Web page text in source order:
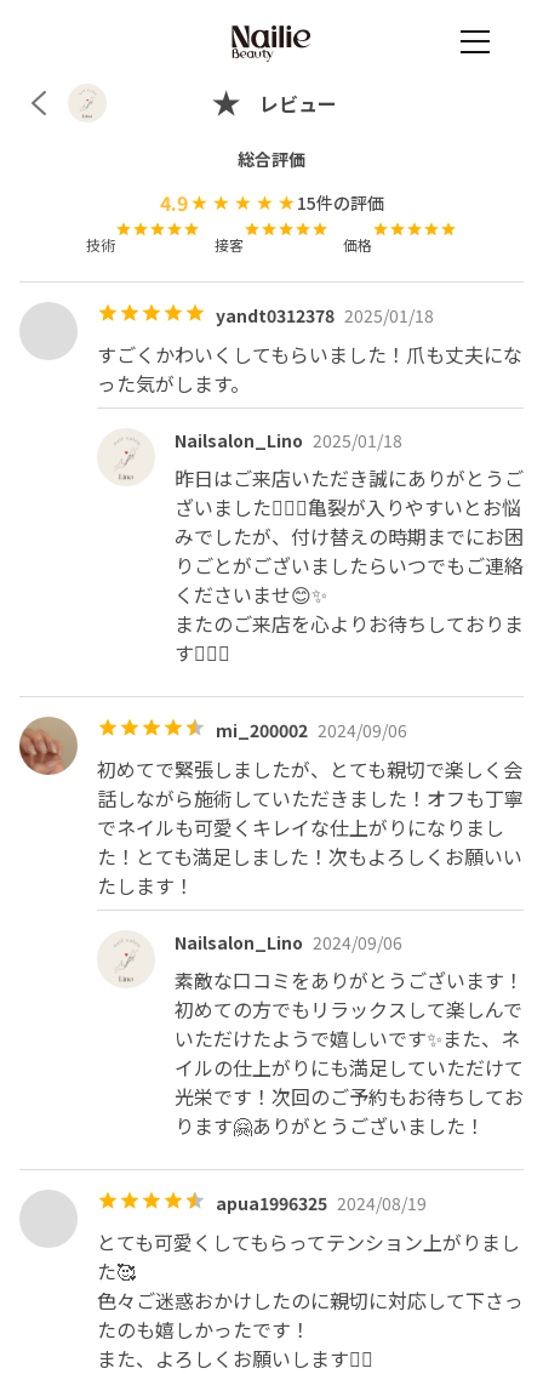
レビュー
総合評価
4.9 15件の評価
技術 接客 価格
yandt0312378 2025/01/18
すごくかわいくしてもらいました！爪も丈夫にな
った気がします。
Nailsalon_Lino 2025/01/18
昨日はご来店いただき誠にありがとうご
ざいました🙇‍♀️✨亀裂が入りやすいとお悩
みでしたが、付け替えの時期までにお困
りごとがございましたらいつでもご連絡
くださいませ😊✨
またのご来店を心よりお待ちしておりま
す🙇‍♀️✨
mi_200002 2024/09/06
初めてで緊張しましたが、とても親切で楽しく会
話しながら施術していただきました！オフも丁寧
でネイルも可愛くキレイな仕上がりになりまし
た！とても満足しました！次もよろしくお願いい
たします！
Nailsalon_Lino 2024/09/06
素敵な口コミをありがとうございます！
初めての方でもリラックスして楽しんで
いただけたようで嬉しいです✨また、ネ
イルの仕上がりにも満足していただけて
光栄です！次回のご予約もお待ちしてお
ります🤗ありがとうございました！
apua1996325 2024/08/19
とても可愛くしてもらってテンション上がりまし
た🥰
色々ご迷惑おかけしたのに親切に対応して下さっ
たのも嬉しかったです！
また、よろしくお願いします🙇‍♀️